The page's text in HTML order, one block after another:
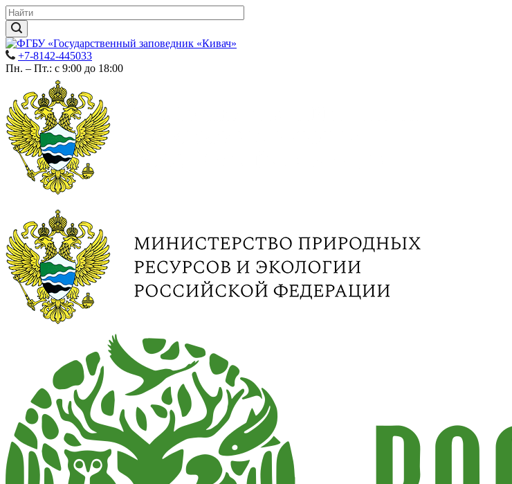
+7-8142-445033
Пн. – Пт.: с 9:00 до 18:00